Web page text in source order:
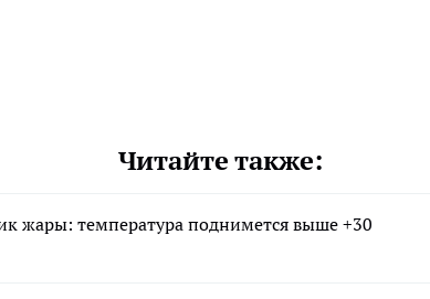
Читайте также:
жары: температура поднимется выше +30